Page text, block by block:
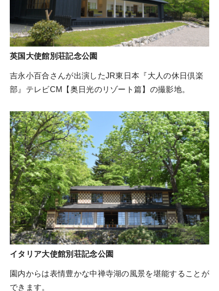
英国大使館別荘記念公園
吉永小百合さんが出演したJR東日本『大人の休日倶楽
部』テレビCM【奥日光のリゾート篇】の撮影地。
イタリア大使館別荘記念公園
園内からは表情豊かな中禅寺湖の風景を堪能することが
できます。